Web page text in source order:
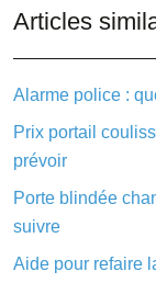
Articles
Alarme police :
Prix portail
prévoir
Porte blindée
suivre
Aide pour refaire